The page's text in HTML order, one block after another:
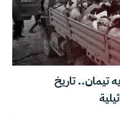
تيمان.. تاريخ